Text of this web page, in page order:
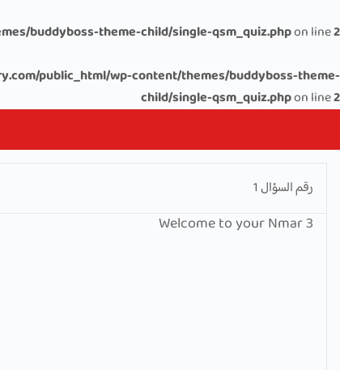
buddyboss-theme-child/single-qsm_quiz.phpon line2
public_html/wp-content/themes/buddyboss-theme-
child/single-qsm_quiz.phpon line2
رقم السؤال 1
Welcome to your Nmar 3